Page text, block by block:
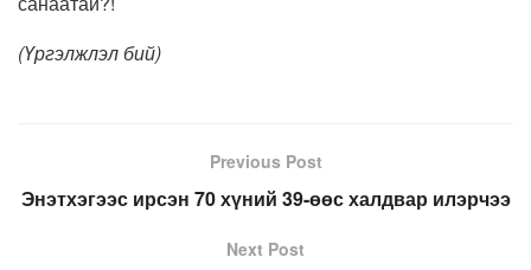
(Үргэлжлэл бий)
Previous Post
Энэтхэгээс ирсэн 70 хүний 39-өөс халдвар илэрчээ
Next Post